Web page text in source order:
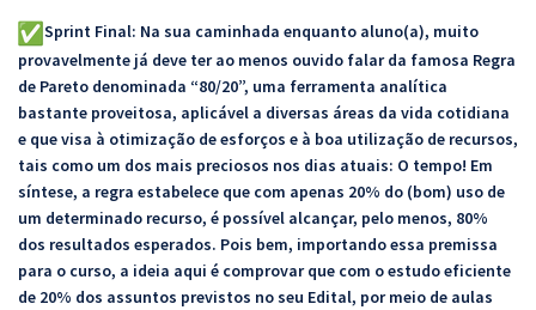
Sprint Final: Na sua caminhada enquanto aluno(a), muito
provavelmente já deve ter ao menos ouvido falar da famosa Regra
de Pareto denominada “80/20”, uma ferramenta analítica
bastante proveitosa, aplicável a diversas áreas da vida cotidiana
e que visa à otimização de esforços e à boa utilização de recursos,
tais como um dos mais preciosos nos dias atuais: O tempo! Em
síntese, a regra estabelece que com apenas 20% do (bom) uso de
um determinado recurso, é possível alcançar, pelo menos, 80%
dos resultados esperados. Pois bem, importando essa premissa
para o curso, a ideia aqui é comprovar que com o estudo eficiente
de 20% dos assuntos previstos no seu Edital, por meio de aulas